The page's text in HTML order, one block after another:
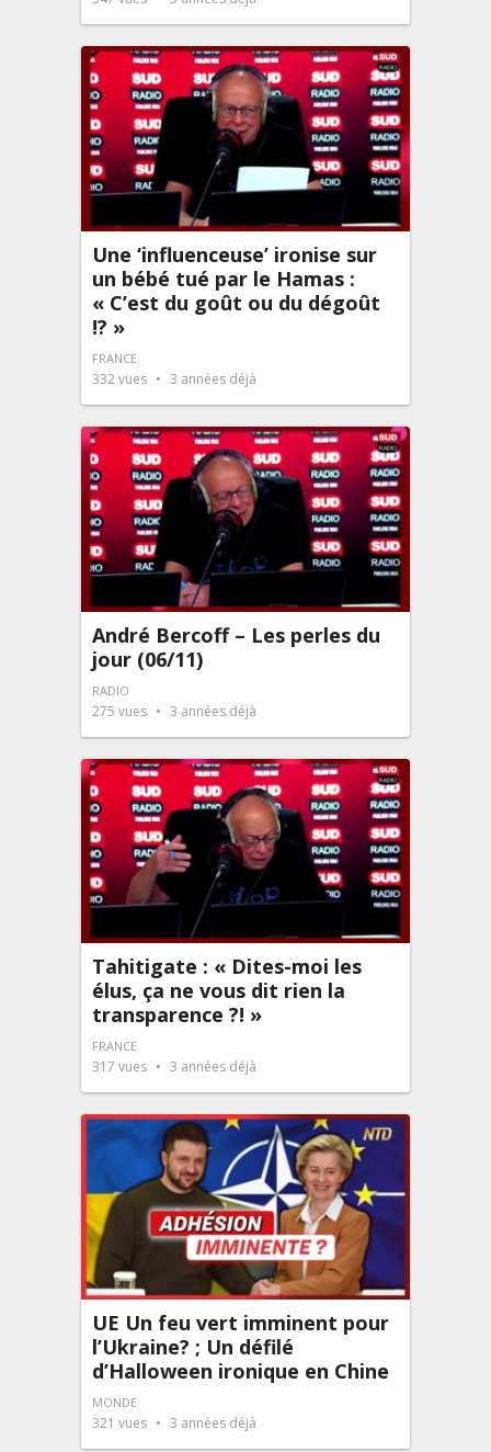
Une ‘influenceuse’ ironise sur
un bébé tué par le Hamas :
« C’est du goût ou du dégoût
!? »
FRANCE
332vues 3 années déjà
André Bercoff – Les perles du
jour (06/11)
RADIO
275 vues 3 années déjà
Tahitigate : « Dites-moi les
élus, ça ne vous dit rien la
transparence ?! »
FRANCE
317 vues 3 années déjà
UE Un feu vert imminent pour
l’Ukraine? ; Un défilé
d’Halloween ironique en Chine
MONDE
321 vues 3 années déjà